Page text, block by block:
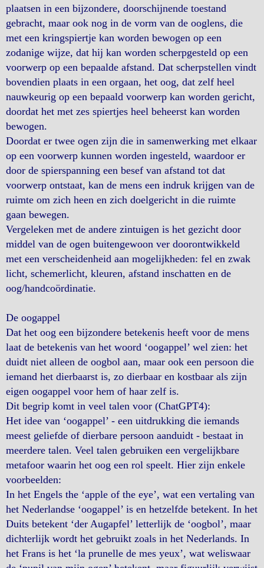
plaatsen in een bijzondere, doorschijnende toestand
gebracht, maar ook nog in de vorm van de ooglens, die
met een kringspiertje kan worden bewogen op een
zodanige wijze, dat hij kan worden scherpgesteld op een
voorwerp op een bepaalde afstand. Dat scherpstellen vindt
bovendien plaats in een orgaan, het oog, dat zelf heel
nauwkeurig op een bepaald voorwerp kan worden gericht,
doordat het met zes spiertjes heel beheerst kan worden
bewogen.
Doordat er twee ogen zijn die in samenwerking met elkaar
op een voorwerp kunnen worden ingesteld, waardoor er
door de spierspanning een besef van afstand tot dat
voorwerp ontstaat, kan de mens een indruk krijgen van de
ruimte om zich heen en zich doelgericht in die ruimte
gaan bewegen.
Vergeleken met de andere zintuigen is het gezicht door
middel van de ogen buitengewoon ver doorontwikkeld
met een verscheidenheid aan mogelijkheden: fel en zwak
licht, schemerlicht, kleuren, afstand inschatten en de
oog/handcoördinatie.
De oogappel
Dat het oog een bijzondere betekenis heeft voor de mens
laat de betekenis van het woord ‘oogappel’ wel zien: het
duidt niet alleen de oogbol aan, maar ook een persoon die
iemand het dierbaarst is, zo dierbaar en kostbaar als zijn
eigen oogappel voor hem of haar zelf is.
Dit begrip komt in veel talen voor (ChatGPT4):
Het idee van ‘oogappel’ - een uitdrukking die iemands
meest geliefde of dierbare persoon aanduidt - bestaat in
meerdere talen. Veel talen gebruiken een vergelijkbare
metafoor waarin het oog een rol speelt. Hier zijn enkele
voorbeelden:
In het Engels the ‘apple of the eye’, wat een vertaling van
het Nederlandse ‘oogappel’ is en hetzelfde betekent. In het
Duits betekent ‘der Augapfel’ letterlijk de ‘oogbol’, maar
dichterlijk wordt het gebruikt zoals in het Nederlands. In
het Frans is het ‘la prunelle de mes yeux’, wat weliswaar